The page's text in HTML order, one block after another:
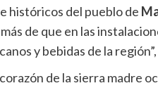
históricos del pueblo de
de que en las
y bebidas de la
de la sierra madre